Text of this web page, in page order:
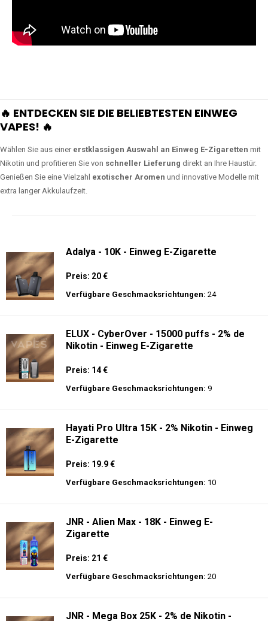
🔥 ENTDECKEN SIE DIE BELIEBTESTEN EINWEG
VAPES! 🔥
Wählen Sie aus einer erstklassigen Auswahl an Einweg E-Zigaretten mit
Nikotin und profitieren Sie von schneller Lieferung direkt an Ihre Haustür.
Genießen Sie eine Vielzahl exotischer Aromen und innovative Modelle mit
extra langer Akkulaufzeit.
Adalya - 10K - Einweg E-Zigarette
Preis: 20 €
Verfügbare Geschmacksrichtungen: 24
ELUX - CyberOver - 15000 puffs - 2% de
Nikotin - Einweg E-Zigarette
Preis: 14 €
Verfügbare Geschmacksrichtungen: 9
Hayati Pro Ultra 15K - 2% Nikotin - Einweg
E-Zigarette
Preis: 19.9 €
Verfügbare Geschmacksrichtungen: 10
JNR - Alien Max - 18K - Einweg E-
Zigarette
Preis: 21 €
Verfügbare Geschmacksrichtungen: 20
JNR - Mega Box 25K - 2% de Nikotin -